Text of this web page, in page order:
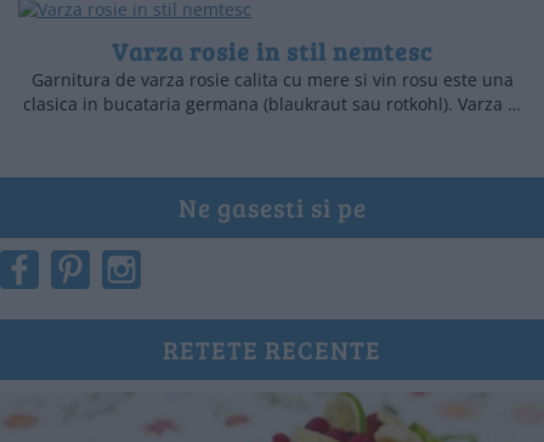
Varza rosie in stil nemtesc
Garnitura de varza rosie calita cu mere si vin rosu este una
clasica in bucataria germana (blaukraut sau rotkohl). Varza …
Ne gasesti si pe
RETETE RECENTE